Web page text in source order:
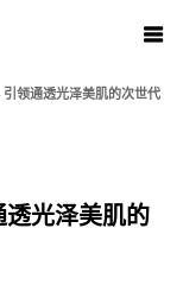
领通透光泽美肌的次世代
光泽美肌的